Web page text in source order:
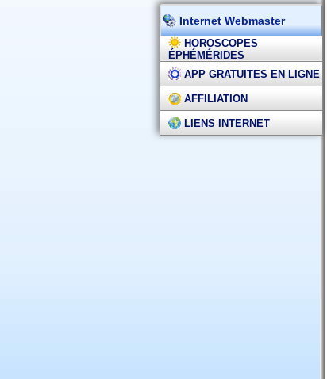
Internet Webmaster
HOROSCOPES
ÉPHÉMÉRIDES
APP GRATUITES EN LIGNE
AFFILIATION
LIENS INTERNET